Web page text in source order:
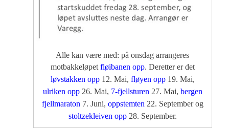
Alle kan være med: på onsdag arrangeres
motbakkeløpet fløibanen opp. Deretter er det
løvstakken opp12. Mai, fløyen opp19. Mai,
ulriken opp 26. Mai, 7-fjellsturen 27. Mai, bergen
fjellmaraton 7. Juni, oppstemten 22. September og
stoltzekleiven opp28. September.